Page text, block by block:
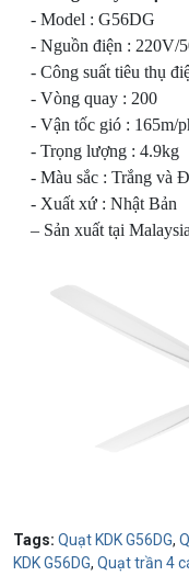
- Model : G56DG
- Nguồn điện : 220V/
- Công suất tiêu thụ
- Vòng quay : 200
- Vận tốc gió : 165m/
- Trọng lượng : 4.9kg
- Màu sắc : Trắng và
- Xuất xứ : Nhật Bản
– Sản xuất tại Malaysia
Tags: Quạt KDK G56DG,
KDK G56DG, Quạt trần 4